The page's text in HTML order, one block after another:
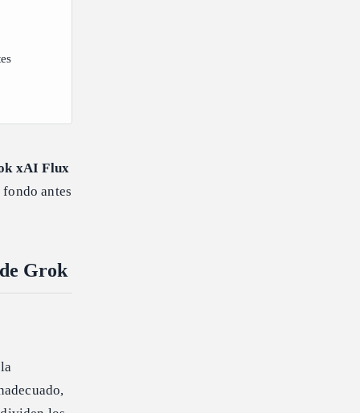
xAI Flux
antes
Grok